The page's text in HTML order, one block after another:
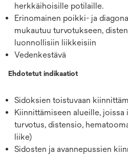
herkkäihoisille potilaille.
Erinomainen poikki- ja
mukautuu turvotukseen,
luonnollisiin liikkeisiin
Vedenkestävä
Ehdotetut indikaatiot
Sidoksien toistuvaan
Kiinnittämiseen alueille, joissa
turvotus, distensio,
liike)
Sidosten ja avannepussien